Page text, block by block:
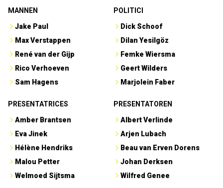
MANNEN
Jake Paul
Max Verstappen
René van der Gijp
Rico Verhoeven
Sam Hagens
POLITICI
Dick Schoof
Dilan Yesilgöz
Femke Wiersma
Geert Wilders
Marjolein Faber
PRESENTATRICES
Amber Brantsen
Eva Jinek
Hélène Hendriks
Malou Petter
Welmoed Sijtsma
PRESENTATOREN
Albert Verlinde
Arjen Lubach
Beau van Erven Dorens
Johan Derksen
Wilfred Genee